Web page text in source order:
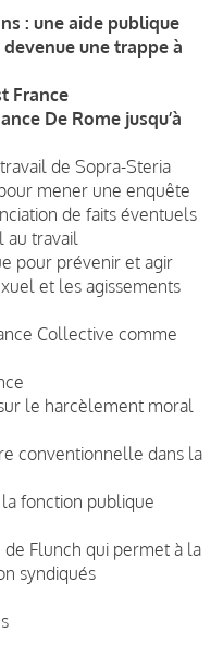
: une aide publique
une trappe à
France
De Rome jusqu’à
de Sopra-Steria
mener une enquête
de faits éventuels
au travail
pour prévenir et agir
et les agissements
Collective comme
le harcèlement moral
conventionnelle dans la
fonction publique
Flunch qui permet à la
syndiqués